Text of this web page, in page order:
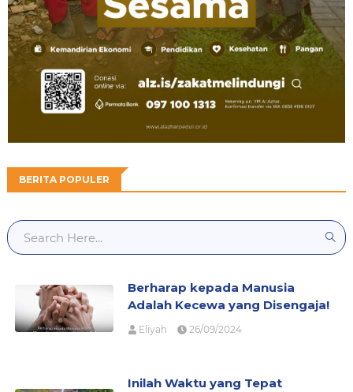
BERITA POPULER
Berharap kepada Manusia
Adalah Kecewa yang Disengaja!
Eliyah 26/09/2024
Inilah Waktu yang Tepat